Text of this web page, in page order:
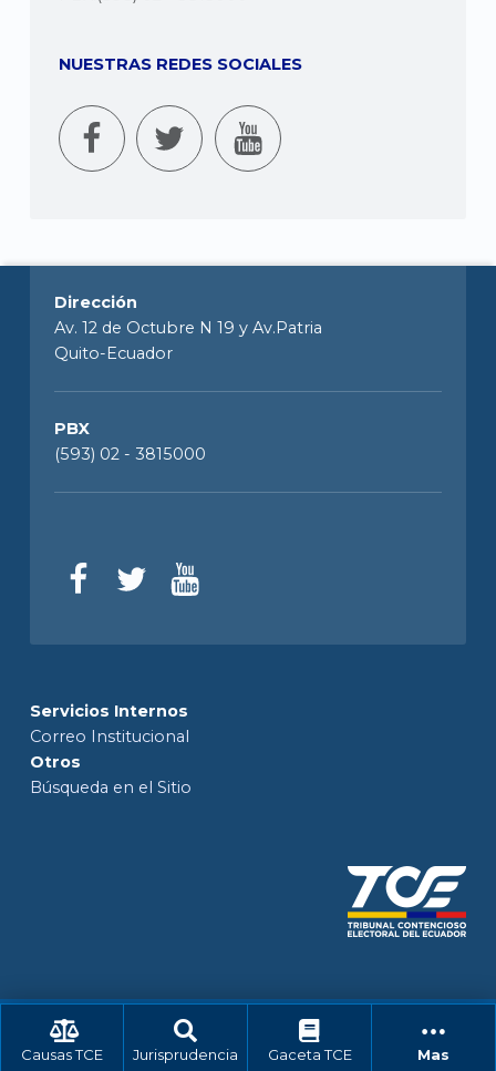
Causas TCE Jurisprudencia Gaceta TCE Mas
NUESTRAS REDES SOCIALES
Dirección
Av. 12 de Octubre N 19 y Av.Patria
Quito-Ecuador
PBX
(593) 02 - 3815000
Servicios Internos
Correo Institucional
Otros
Búsqueda en el Sitio